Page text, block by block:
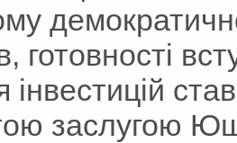
готовності
інвестицій
заслугою